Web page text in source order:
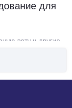
для
вату и другие
предприятия
ваты.
для